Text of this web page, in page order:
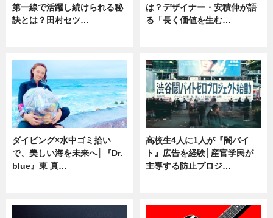
第一線で活躍し続けられる秘
訣とは？田村セツ…
は？デザイナー・安積伸が語
る「長く価値を生む…
ダイビング×水中ゴミ拾い
で、美しい海を未来へ│『Dr.
blue』東 真…
高校生4人に1人が『闇バイ
ト』広告を経験│産官学民が
主導する防止プロジ…